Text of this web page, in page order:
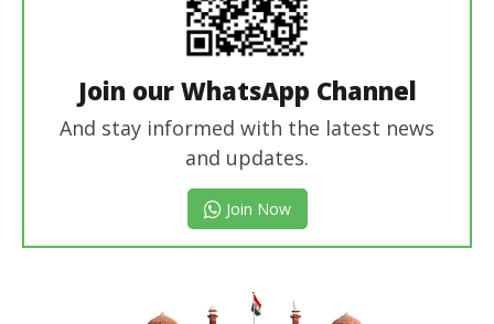
Join our WhatsApp Channel
And stay informed with the latest news
and updates.
Join Now